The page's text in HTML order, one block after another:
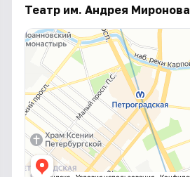
Театр им. Андрея Миронова